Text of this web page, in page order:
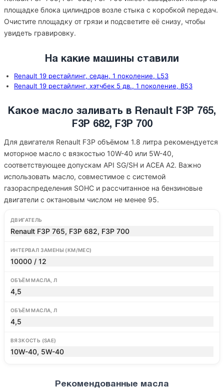
площадке блока цилиндров возле стыка с коробкой передач.
Очистите площадку от грязи и подсветите её снизу, чтобы
увидеть гравировку.
На какие машины ставили
Renault 19 рестайлинг, седан, 1 поколение, L53
Renault 19 рестайлинг, хэтчбек 5 дв., 1 поколение, B53
Какое масло заливать в Renault F3P 765,
F3P 682, F3P 700
Для двигателя Renault F3P объёмом 1.8 литра рекомендуется
моторное масло с вязкостью 10W-40 или 5W-40,
соответствующее допускам API SG/SH и ACEA A2. Важно
использовать масло, совместимое с системой
газораспределения SOHC и рассчитанное на бензиновые
двигатели с октановым числом не менее 95.
ДВИГАТЕЛЬ
Renault F3P 765, F3P 682, F3P 700
ИНТЕРВАЛ ЗАМЕНЫ (КМ/МЕС)
10000 / 12
ОБЪЁМ МАСЛА, Л
4,5
ОБЪЁМ МАСЛА, Л
4,5
ВЯЗКОСТЬ (SAE)
10W-40, 5W-40
Рекомендованные масла